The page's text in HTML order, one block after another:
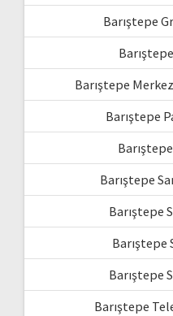
Barıştepe
Barıştepe
Barıştepe
Barıştepe
Barıştepe
Barıştepe
Barıştepe
Barıştepe